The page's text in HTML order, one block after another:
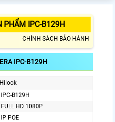
PHẨM IPC-B129H
CHÍNH SÁCH BẢO HÀNH
IPC-B129H
Hilook
IPC-B129H
FULL HD 1080P
IP POE